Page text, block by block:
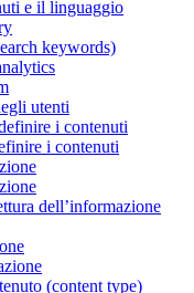
e il linguaggio
keywords)
utenti
i contenuti
i contenuti
dell’informazione
(content type)